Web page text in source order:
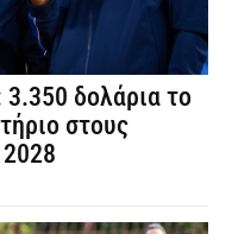
δολάρια το
στους